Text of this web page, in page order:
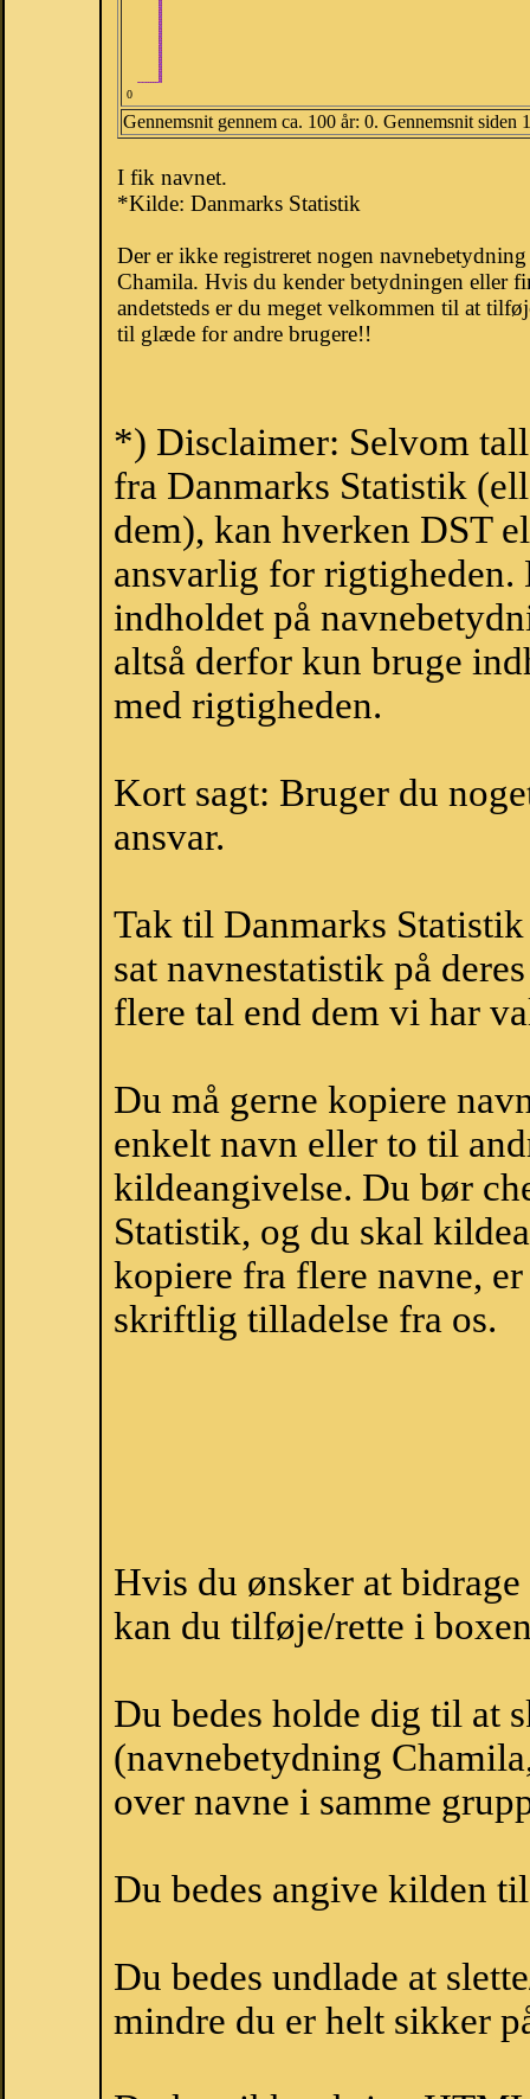
0
Gennemsnit gennem ca. 100 år: 0. Gennemsnit siden
I fik navnet.
*Kilde: Danmarks Statistik
Der er ikke registreret nogen
Chamila. Hvis du kender betydningen eller
andetsteds er du meget velkommen til at
til glæde for andre brugere!!
*) Disclaimer: Selvom
fra Danmarks Statistik
dem), kan hverken DST
ansvarlig for
indholdet på
altså derfor kun bruge
med rigtigheden.
Kort sagt: Bruger du
ansvar.
Tak til Danmarks
sat navnestatistik på
flere tal end dem vi har
Du må gerne kopiere
enkelt navn eller to til
kildeangivelse. Du bør
Statistik, og du skal
kopiere fra flere navne,
skriftlig tilladelse fra os.
Hvis du ønsker at
kan du tilføje/rette i
Du bedes holde dig til at
(navnebetydning
over navne i samme
Du bedes angive kilden
Du bedes undlade at
mindre du er helt sikker